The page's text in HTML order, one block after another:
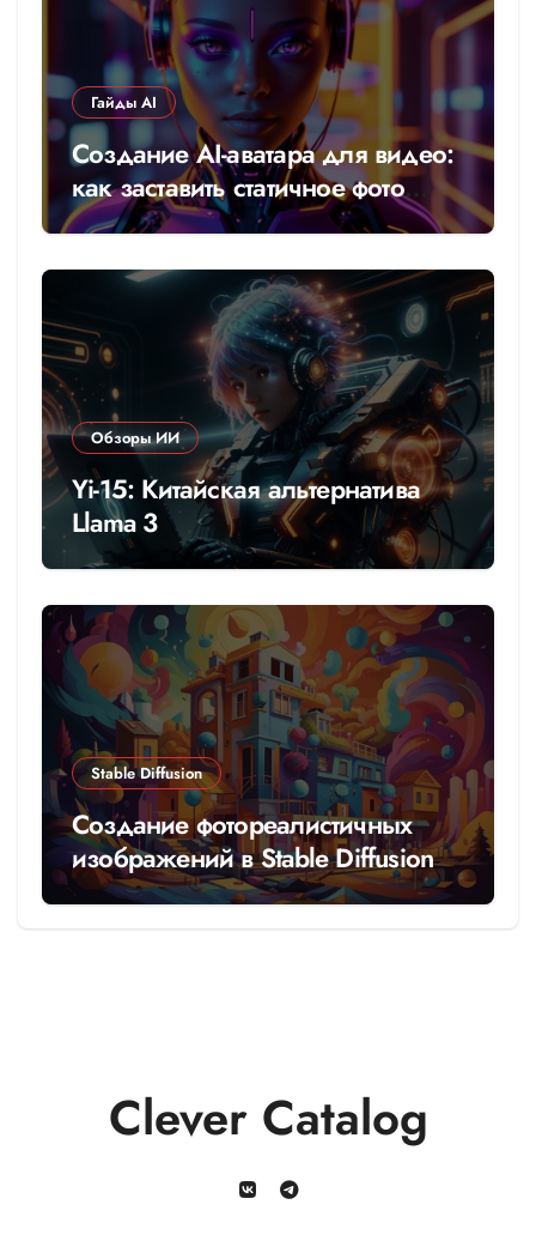
Гайды AI
Создание AI-аватара для видео:
как заставить статичное фото
говорить
Обзоры ИИ
Yi-15: Китайская альтернатива
Llama 3
Stable Diffusion
Создание фотореалистичных
изображений в Stable Diffusion
Clever Catalog